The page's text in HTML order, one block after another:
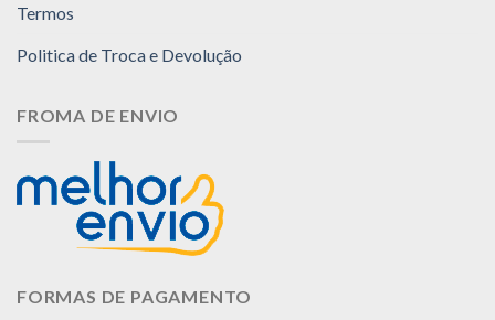
Termos
Politica de Troca e Devolução
FROMA DE ENVIO
FORMAS DE PAGAMENTO